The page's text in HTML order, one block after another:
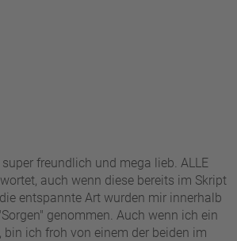
freundlich und mega lieb. ALLE
auch wenn diese bereits im Skript
entspannte Art wurden mir innerhalb
genommen. Auch wenn ich ein
ich froh von einem der beiden im